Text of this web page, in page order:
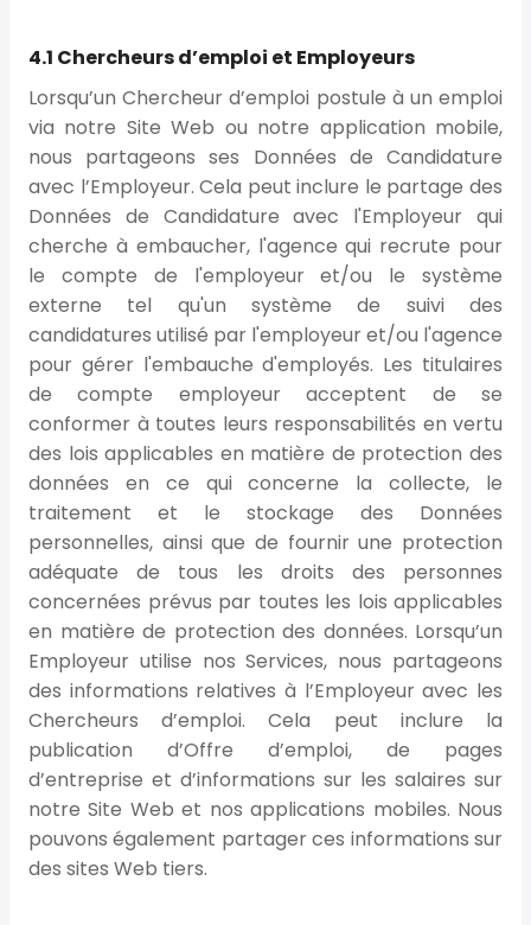
4.1 Chercheurs d’emploi et Employeurs
Lorsqu’un Chercheur d’emploi postule à un emploi
via notre Site Web ou notre application mobile,
nous partageons ses Données de Candidature
avec l’Employeur. Cela peut inclure le partage des
Données de Candidature avec l'Employeur qui
cherche à embaucher, l'agence qui recrute pour
le compte de l'employeur et/ou le système
externe tel qu'un système de suivi des
candidatures utilisé par l'employeur et/ou l'agence
pour gérer l'embauche d'employés. Les titulaires
de compte employeur acceptent de se
conformer à toutes leurs responsabilités en vertu
des lois applicables en matière de protection des
données en ce qui concerne la collecte, le
traitement et le stockage des Données
personnelles, ainsi que de fournir une protection
adéquate de tous les droits des personnes
concernées prévus par toutes les lois applicables
en matière de protection des données. Lorsqu’un
Employeur utilise nos Services, nous partageons
des informations relatives à l’Employeur avec les
Chercheurs d’emploi. Cela peut inclure la
publication d’Offre d’emploi, de pages
d’entreprise et d’informations sur les salaires sur
notre Site Web et nos applications mobiles. Nous
pouvons également partager ces informations sur
des sites Web tiers.